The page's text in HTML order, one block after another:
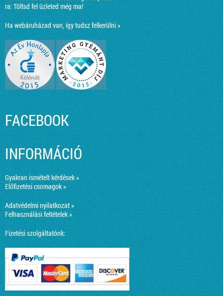
ra:Töltsd fel üzleted még ma!
Ha webáruházad van, így tudsz felkerülni »
FACEBOOK
INFORMÁCIÓ
Gyakran ismételt kérdések »
Előfizetési csomagok »
Adatvédelmi nyilatkozat »
Felhasználási feltételek »
Fizetési szolgáltatónk: